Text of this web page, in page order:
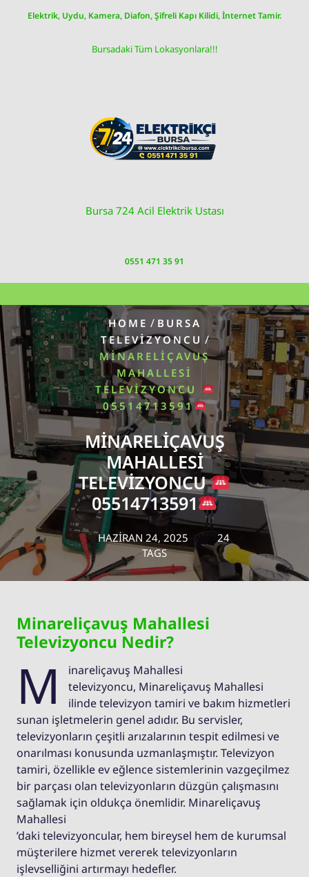
Elektrik, Uydu, Kamera, Diafon, Şifreli Kapı Kilidi, İnternet Tamir.
Bursadaki Tüm Lokasyonlara!!!
Bursa 724 Acil Elektrik Ustası
0551 471 35 91
HOME / BURSA
TELEVIZYONCU /
MINARELIÇAVUŞ
MAHALLESI
TELEVIZYONCU
05514713591
MINARELIÇAVUŞ
MAHALLESI
TELEVIZYONCU
05514713591
HAZIRAN 24, 2025
24
TAGS
Minareliçavuş Mahallesi
Televizyoncu Nedir?
M
inareliçavuş Mahallesi
televizyoncu, Minareliçavuş Mahallesi
ilinde televizyon tamiri ve bakım hizmetleri
sunan işletmelerin genel adıdır. Bu servisler,
televizyonların çeşitli arızalarının tespit edilmesi ve
onarılması konusunda uzmanlaşmıştır. Televizyon
tamiri, özellikle ev eğlence sistemlerinin vazgeçilmez
bir parçası olan televizyonların düzgün çalışmasını
sağlamak için oldukça önemlidir. Minareliçavuş
Mahallesi
’daki televizyoncular, hem bireysel hem de kurumsal
müşterilere hizmet vererek televizyonların
işlevselliğini artırmayı hedefler.